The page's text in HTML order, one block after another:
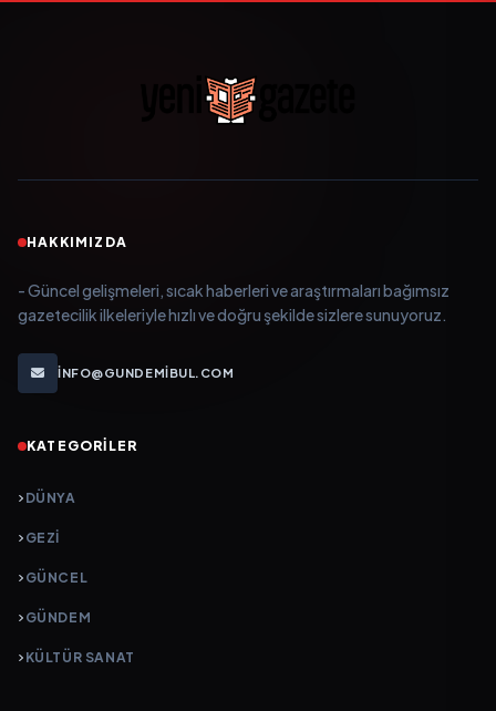
HAKKIMIZDA
- Güncel gelişmeleri, sıcak haberleri ve araştırmaları bağımsız
gazetecilik ilkeleriyle hızlı ve doğru şekilde sizlere sunuyoruz.
INFO@GUNDEMIBUL.COM
KATEGORILER
DÜNYA
GEZI
GÜNCEL
GÜNDEM
KÜLTÜR SANAT